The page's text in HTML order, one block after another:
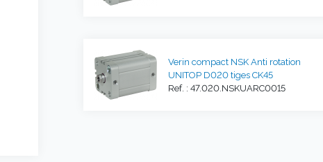
Verin compact NSK Anti rotation
UNITOP D020 tiges CK45
Ref. : 47.020.NSKUARC0015